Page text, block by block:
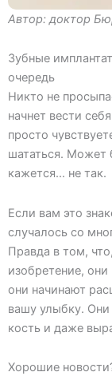
Автор: доктор
Зубные
очередь
Никто не
начнет вести
просто
шататься. Может
кажется… не так.
Если вам это
случалось со
Правда в том,
изобретение,
они начинают
вашу улыбку.
кость и даже
Хорошие